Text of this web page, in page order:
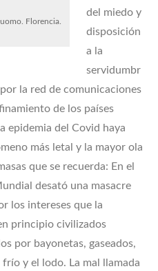
Florencia.
del miedo y
disposición
a la
servidumbr
la red de comunicaciones
de los países
epidemia del Covid haya
más letal y la mayor ola
que se recuerda: En el
desató una masacre
los intereses que la
principio civilizados
por bayonetas, gaseados,
y el lodo. La mal llamada